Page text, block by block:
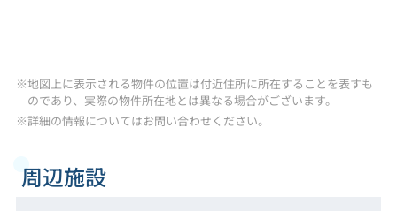
※地図上に表示される物件の位置は付近住所に所在することを表すも
のであり、実際の物件所在地とは異なる場合がございます。
※詳細の情報についてはお問い合わせください。
周辺施設